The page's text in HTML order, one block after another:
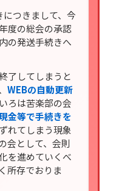
つきまして、今
度の総会の承認
の発送手続きへ
了してしまうと
WEBの自動更新
ろは苦楽部の会
金等で手続きを
れてしまう現象
会として、会則
を進めていくべ
所存でおりま